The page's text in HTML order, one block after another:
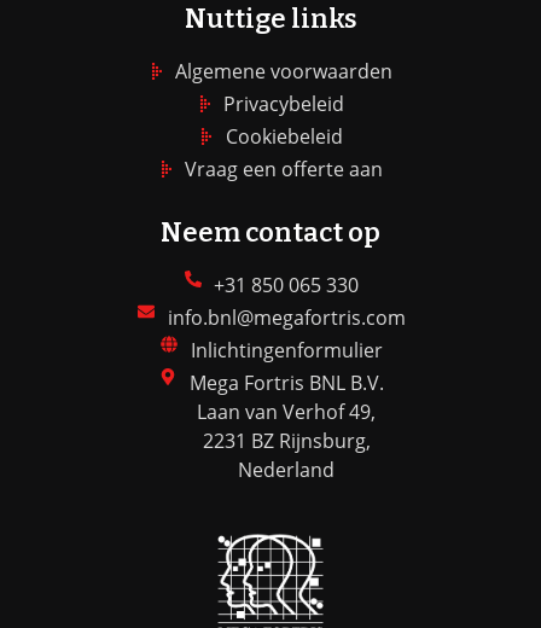
Nuttige links
Algemene voorwaarden
Privacybeleid
Cookiebeleid
Vraag een offerte aan
Neem contact op
+31 850 065 330
info.bnl@megafortris.com
Inlichtingenformulier
Mega Fortris BNL B.V.
Laan van Verhof 49,
2231 BZ Rijnsburg,
Nederland